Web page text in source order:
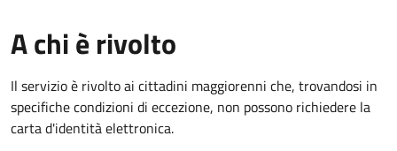
A chi è rivolto
Il servizio è rivolto ai cittadini maggiorenni che, trovandosi in
specifiche condizioni di eccezione, non possono richiedere la
carta d'identità elettronica.